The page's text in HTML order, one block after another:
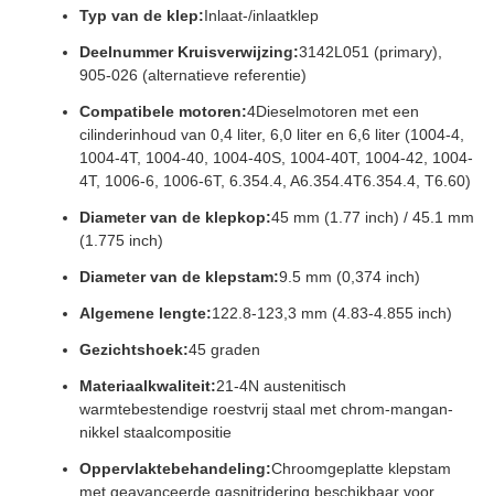
Typ van de klep:Inlaat-/inlaatklep
Deelnummer Kruisverwijzing:3142L051 (primary),
905-026 (alternatieve referentie)
Compatibele motoren:4Dieselmotoren met een
cilinderinhoud van 0,4 liter, 6,0 liter en 6,6 liter (1004-4,
1004-4T, 1004-40, 1004-40S, 1004-40T, 1004-42, 1004-
4T, 1006-6, 1006-6T, 6.354.4, A6.354.4T6.354.4, T6.60)
Diameter van de klepkop:45 mm (1.77 inch) / 45.1 mm
(1.775 inch)
Diameter van de klepstam:9.5 mm (0,374 inch)
Algemene lengte:122.8-123,3 mm (4.83-4.855 inch)
Gezichtshoek:45 graden
Materiaalkwaliteit:21-4N austenitisch
warmtebestendige roestvrij staal met chrom-mangan-
nikkel staalcompositie
Oppervlaktebehandeling:Chroomgeplatte klepstam
met geavanceerde gasnitridering beschikbaar voor